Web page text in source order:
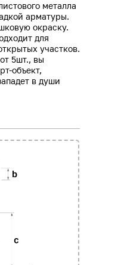
металла
арматуры.
окраску.
для
участков.
5шт., вы
объект,
в души